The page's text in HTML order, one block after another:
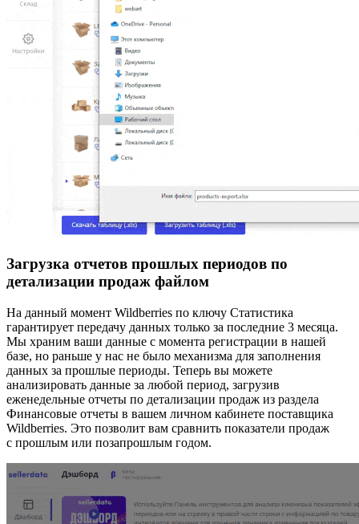
Загрузка отчетов прошлых периодов по
детализации продаж файлом
На данный момент Wildberries по ключу Статистика
гарантирует передачу данных только за последние 3 месяца.
Мы храним ваши данные с момента регистрации в нашей
базе, но раньше у нас не было механизма для заполнения
данных за прошлые периоды. Теперь вы можете
анализировать данные за любой период, загрузив
еженедельные отчеты по детализации продаж из раздела
Финансовые отчеты в вашем личном кабинете поставщика
Wildberries. Это позволит вам сравнить показатели продаж
с прошлым или позапрошлым годом.